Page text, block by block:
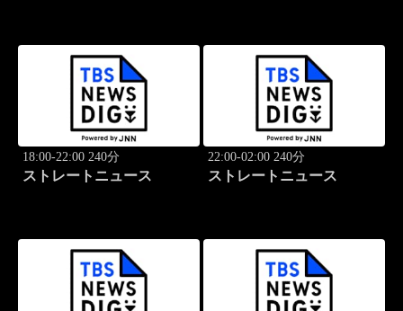
18:00-22:00 240分
ストレートニュース
22:00-02:00 240分
ストレートニュース